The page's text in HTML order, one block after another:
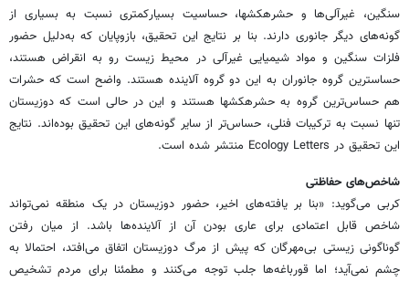
سنگین، غیرآلی‌ها و حشرهکشها، حساسیت بسیار‌کمتری نسبت به بسیاری از
گونه‌های دیگر جانوری دارند. بنا بر نتایج این تحقیق، بازوپایان که به‌دلیل حضور
فلزات سنگین و مواد شیمیایی غیرآلی در محیط زیست رو به انقراض هستند،
حساسترین گروه جانوران به این دو گروه آلاینده هستند. واضح است که حشرات
هم حساس‌ترین گروه به حشرهکشها هستند و این در حالی است که دوزیستان
تنها نسبت به ترکیبات فنلی، حساس‌تر از سایر گونه‌های این تحقیق بوده‌اند. نتایج
این تحقیق در Ecology Letters منتشر شده است.
شاخص‌‌های حفاظتی
کربی می‌گوید: «بنا بر یافته‌های اخیر، حضور دوزیستان در یک منطقه نمی‌تواند
شاخص قابل اعتمادی برای عاری بودن آن از آلاینده‌ها باشد. از میان رفتن
گوناگونی زیستی بی‌مهرگان که پیش از مرگ دوزیستان اتفاق می‌افتد، احتمالا به
چشم نمی‌آید؛ اما قورباغه‌ها جلب توجه می‌کنند و مطمئنا برای مردم تشخیص